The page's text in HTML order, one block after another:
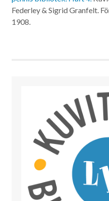
Federley & Sigrid Granfelt.
1908.